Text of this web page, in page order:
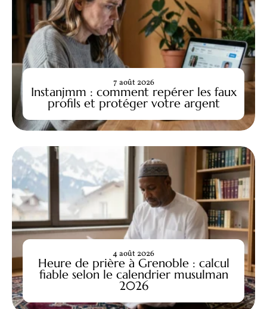
Instanjmm : comment repérer les faux
profils et protéger votre argent
7 août 2026
Heure de prière à Grenoble : calcul
fiable selon le calendrier musulman
2026
4 août 2026